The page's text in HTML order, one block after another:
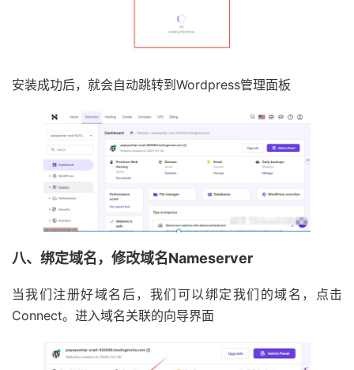
安装成功后，就会自动跳转到Wordpress管理面板
八、绑定域名，修改域名Nameserver
当我们注册好域名后，我们可以绑定我们的域名，点击
Connect。进入域名关联的向导界面